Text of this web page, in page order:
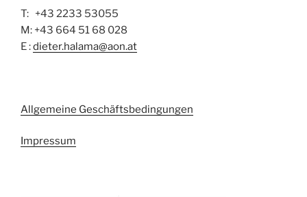
T: +43 2233 53055
M: +43 664 51 68 028
E :dieter.halama@aon.at
Allgemeine Geschäftsbedingungen
Impressum